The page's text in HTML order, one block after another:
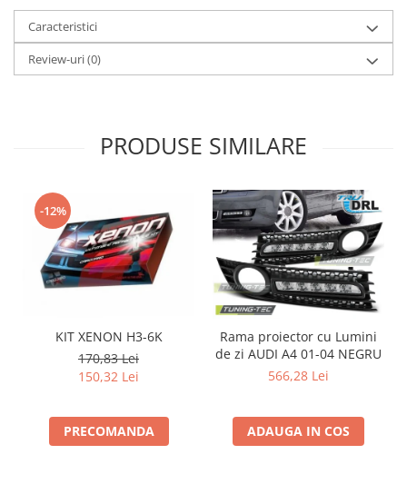
Tuning motor
Furtun intercooler turbo
Intercooler
Caracteristici
Review-uri(0)
PRODUSE SIMILARE
-12%
KIT XENON H3-6K
170,83 Lei
150,32 Lei
PRECOMANDA
Rama proiector cu Lumini
de zi AUDI A4 01-04 NEGRU
566,28 Lei
ADAUGA IN COS